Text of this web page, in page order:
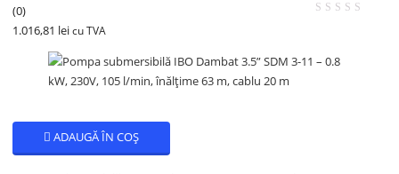
(0)
1.016,81 lei cu TVA
ADAUGĂ ÎN COȘ